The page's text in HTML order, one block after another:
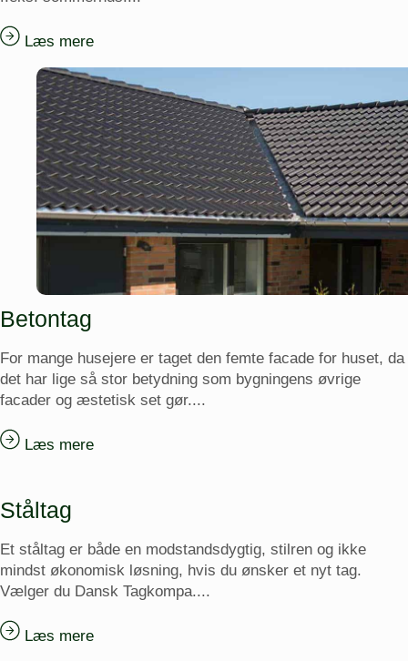
Læs mere
Betontag
For mange husejere er taget den femte facade for huset, da
det har lige så stor betydning som bygningens øvrige
facader og æstetisk set gør....
Læs mere
Ståltag
Et ståltag er både en modstandsdygtig, stilren og ikke
mindst økonomisk løsning, hvis du ønsker et nyt tag.
Vælger du Dansk Tagkompa....
Læs mere